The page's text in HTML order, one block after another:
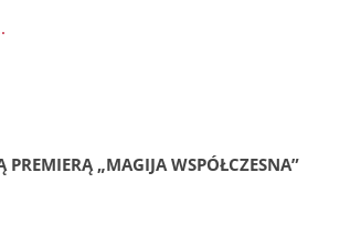
PREMIERĄ „MAGIJA WSPÓŁCZESNA”